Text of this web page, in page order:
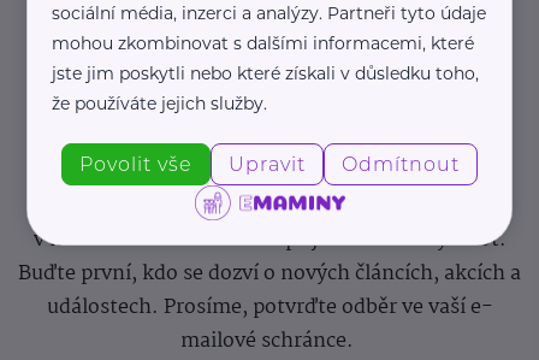
Newsletter
Pravidelný přísun novinek, inspirace na každý den,
podpora pro rodiče i sdílení zkušeností. Takový je
Newsletter webu eMaminy.cz. Přihlaste se k jeho
odběru a čtěte o tématech, které vám pomohou
v náročném období nebo zpříjemní rodinný život.
Buďte první, kdo se dozví o nových článcích, akcích a
událostech. Prosíme, potvrďte odběr ve vaší e-
mailové schránce.
sociální média, inzerci a analýzy. Partneři tyto údaje
mohou zkombinovat s dalšími informacemi, které
jste jim poskytli nebo které získali v důsledku toho,
že používáte jejich služby.
Povolit vše Upravit Odmítnout